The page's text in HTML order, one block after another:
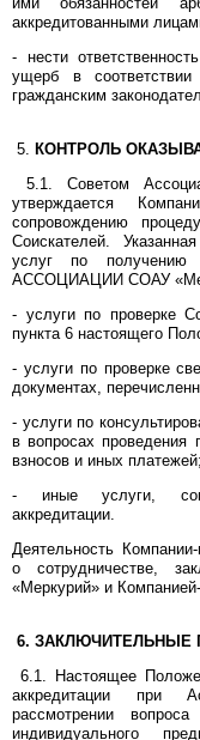
аккредитованными
- нести
ущерб в
гражданским
5. КОНТРОЛЬ
5.1. Советом
утверждается
сопровождению
Соискателей.
услуг по получению
АССОЦИАЦИИ СОАУ
- услуги по проверке
пункта 6 настоящего
- услуги по проверке
документах,
- услуги по
в вопросах проведения
взносов и иных платежей;
- иные услуги,
аккредитации.
Деятельность
о сотрудничестве,
«Меркурий» и
6. ЗАКЛЮЧИТЕЛЬНЫЕ
6.1. Настоящее
аккредитации при
рассмотрении
индивидуального